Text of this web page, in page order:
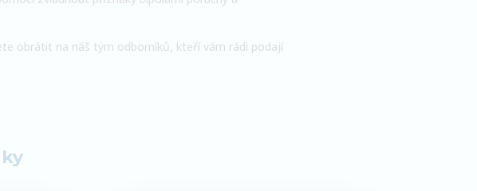
obrátit na náš tým odborníků, kteří vám rádi podají